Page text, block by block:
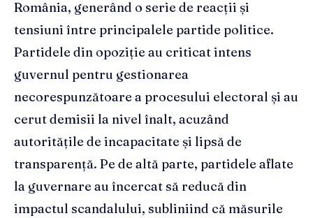
România, generând o serie de reacții și
tensiuni între principalele partide politice.
Partidele din opoziție au criticat intens
guvernul pentru gestionarea
necorespunzătoare a procesului electoral și au
cerut demisii la nivel înalt, acuzând
autoritățile de incapacitate și lipsă de
transparență. Pe de altă parte, partidele aflate
la guvernare au încercat să reducă din
impactul scandalului, subliniind că măsurile